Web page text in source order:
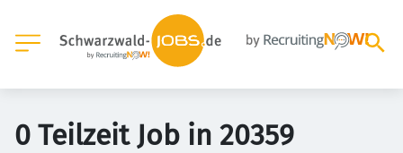
0 Teilzeit Job in 20359